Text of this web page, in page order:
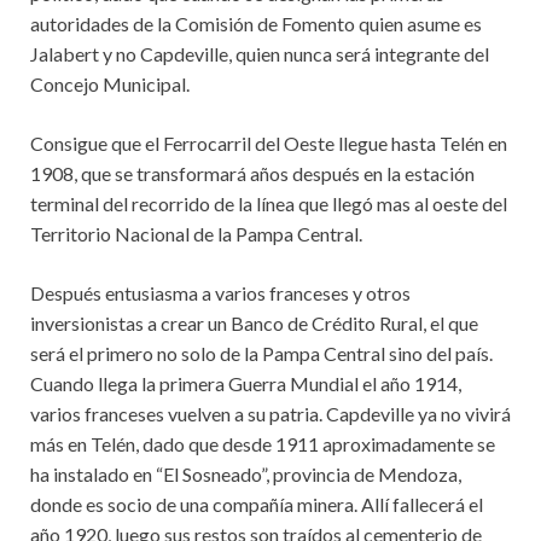
autoridades de la Comisión de Fomento quien asume es
Jalabert y no Capdeville, quien nunca será integrante del
Concejo Municipal.
Consigue que el Ferrocarril del Oeste llegue hasta Telén en
1908, que se transformará años después en la estación
terminal del recorrido de la línea que llegó mas al oeste del
Territorio Nacional de la Pampa Central.
Después entusiasma a varios franceses y otros
inversionistas a crear un Banco de Crédito Rural, el que
será el primero no solo de la Pampa Central sino del país.
Cuando llega la primera Guerra Mundial el año 1914,
varios franceses vuelven a su patria. Capdeville ya no vivirá
más en Telén, dado que desde 1911 aproximadamente se
ha instalado en “El Sosneado”, provincia de Mendoza,
donde es socio de una compañía minera. Allí fallecerá el
año 1920, luego sus restos son traídos al cementerio de